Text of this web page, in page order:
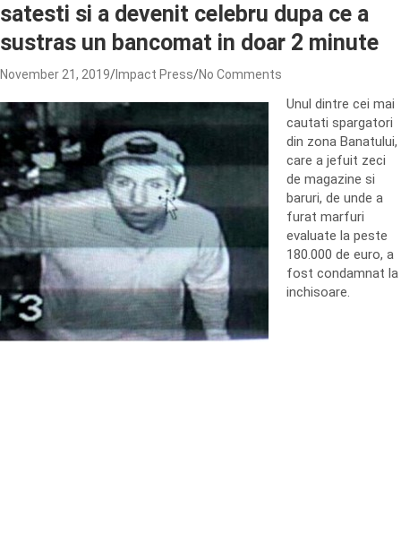
satesti si a devenit celebru dupa ce a
sustras un bancomat in doar 2 minute
November 21, 2019 Impact Press No Comments
Unul dintre cei mai
cautati spargatori
din zona Banatului,
care a jefuit zeci
de magazine si
baruri, de unde a
furat marfuri
evaluate la peste
180.000 de euro, a
fost condamnat la
inchisoare.